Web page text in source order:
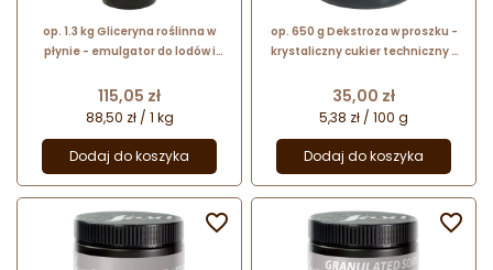
op. 1.3 kg Gliceryna roślinna w
płynie - emulgator do lodów i
Sosa Ingredients
Cena
115,05 zł
88,50 zł / 1 kg
Dodaj do koszyka
op. 650 g Dekstroza w proszku -
krystaliczny cukier techniczny -
Cena
35,00 zł
5,38 zł / 100 g
Dodaj do koszyka
 